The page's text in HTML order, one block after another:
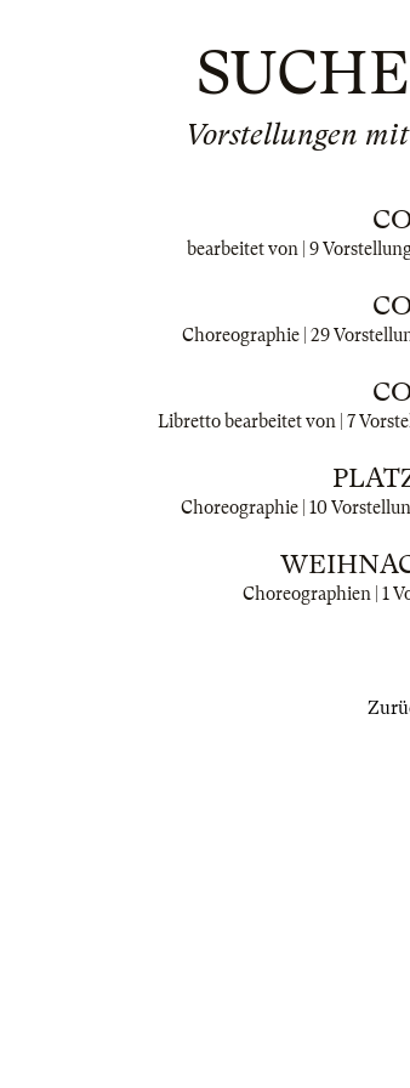
Vorstellungen
bearbeitet von | 9
Choreographie | 29
Libretto bearbeitet von | 7
Choreographie | 10
Choreographien | 1